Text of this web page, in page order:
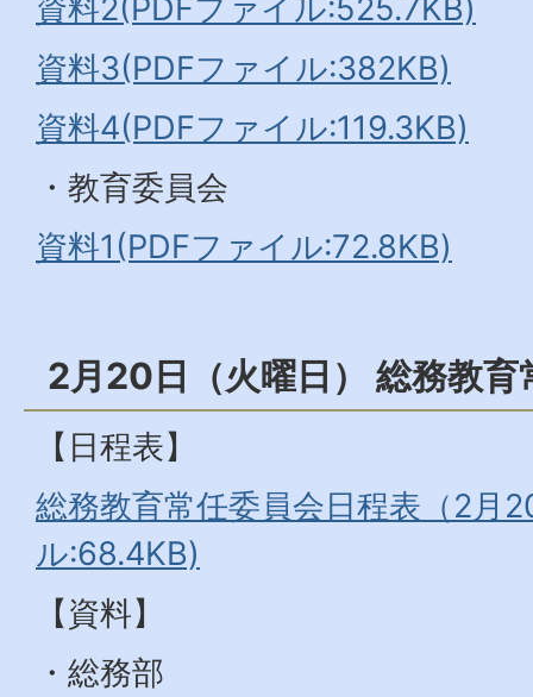
資料2(PDFファイル:525.7KB)
資料3(PDFファイル:382KB)
資料4(PDFファイル:119.3KB)
・教育委員会
資料1(PDFファイル:72.8KB)
2月20日（火曜日） 総務教育
【日程表】
総務教育常任委員会日程表（2月
ル:68.4KB)
【資料】
・総務部